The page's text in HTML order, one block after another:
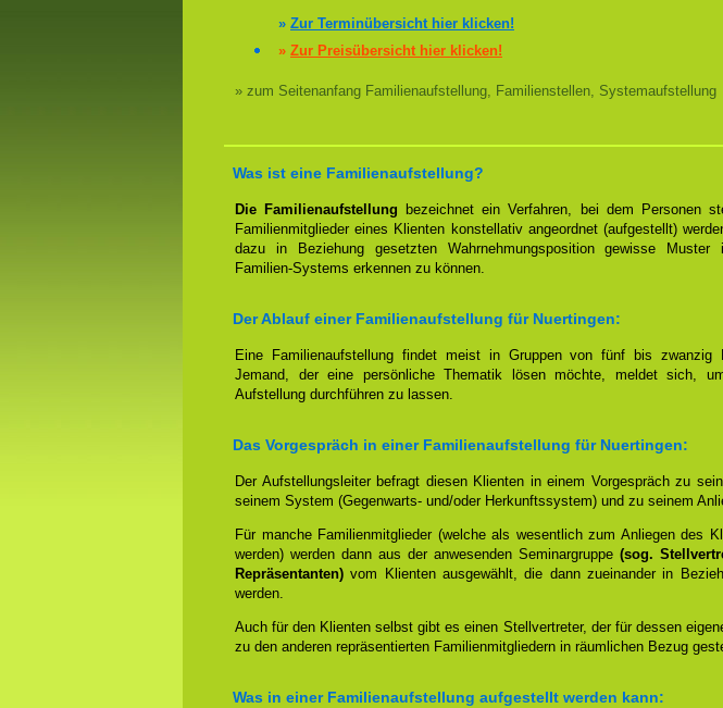
» Zur Terminübersicht hier klicken!
» Zur Preisübersicht hier klicken!
» zum Seitenanfang Familienaufstellung, Familienstellen, Systemaufstellung
Was ist eine Familienaufstellung?
Die Familienaufstellung bezeichnet ein Verfahren, bei dem Personen
Familienmitglieder eines Klienten konstellativ angeordnet (aufgestellt)
dazu in Beziehung gesetzten Wahrnehmungsposition gewisse Muster
Familien-Systems erkennen zu können.
Der Ablauf einer Familienaufstellung für Nuertingen:
Eine Familienaufstellung findet meist in Gruppen von fünf bis zwanzig
Jemand, der eine persönliche Thematik lösen möchte, meldet sich,
Aufstellung durchführen zu lassen.
Das Vorgespräch in einer Familienaufstellung für Nuertingen:
Der Aufstellungsleiter befragt diesen Klienten in einem Vorgespräch zu
seinem System (Gegenwarts- und/oder Herkunftssystem) und zu seinem
Für manche Familienmitglieder (welche als wesentlich zum Anliegen des
werden) werden dann aus der anwesenden Seminargruppe (sog.
Repräsentanten) vom Klienten ausgewählt, die dann zueinander in
werden.
Auch für den Klienten selbst gibt es einen Stellvertreter, der für dessen
zu den anderen repräsentierten Familienmitgliedern in räumlichen Bezug
Was in einer Familienaufstellung aufgestellt werden kann: